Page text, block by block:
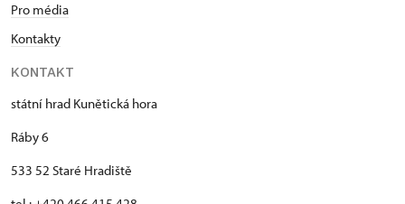
Pro média
Kontakty
KONTAKT
státní hrad Kunětická hora
Ráby 6
533 52 Staré Hradiště